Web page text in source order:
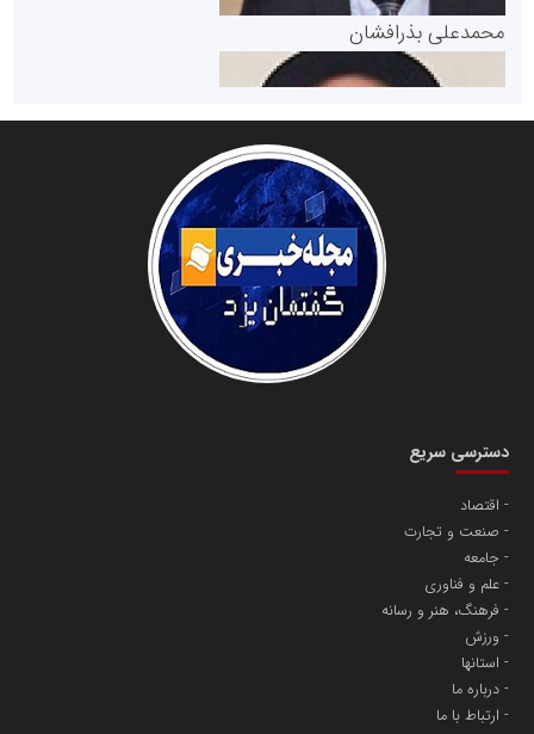
پایگاه خبری گفتمان یزد
دانشگاه سئوی ایران
پایگاه اطلاع رسانی اعتلای نهادهای مردمی
سازمان صنعت،معدن و تجارت
آهن و فولاد غدیر ایرانیان
تامین آهن اسفنجی تولیدکنندگان فولاد در کشور
محمدعلی بذرافشان
مریم حاج نوروز نظری
مسعودصادقی
دسترسی سریع
اقتصاد
صنعت و تجارت
جامعه
علم و فناوری
فرهنگ، هنر و رسانه
ورزش
استانها
درباره ما
ارتباط با ما